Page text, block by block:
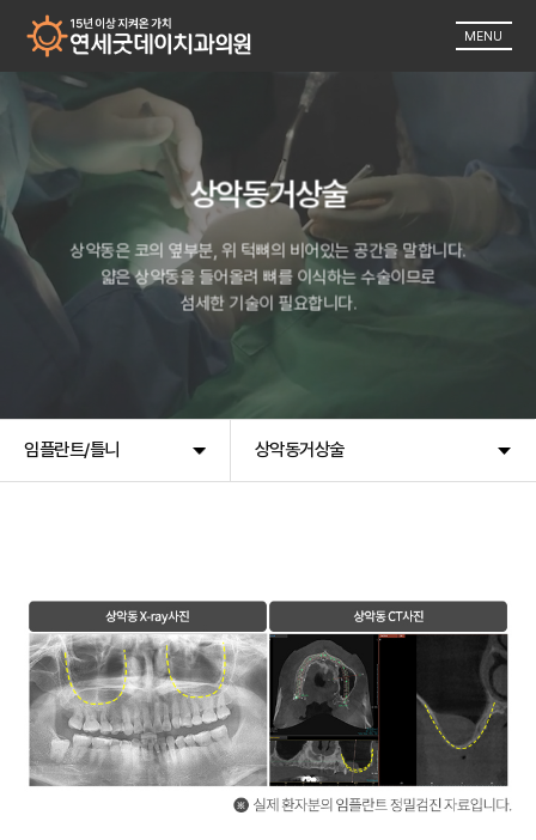
MENU
상악동거상술
상악동은 코의 옆부분, 위 턱뼈의 비어있는 공간을 말합니다.
얇은 상악동을 들어올려 뼈를 이식하는 수술이므로
섬세한 기술이 필요합니다.
임플란트/틀니 상악동거상술